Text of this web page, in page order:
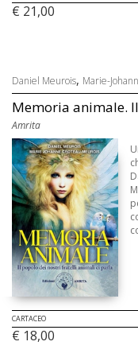
€ 21,00
Daniel Meurois, Marie-
Memoria animale.
Amrita
CARTACEO
€ 18,00